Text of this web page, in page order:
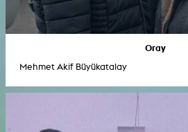
Oray
Mehmet Akif Büyükatalay